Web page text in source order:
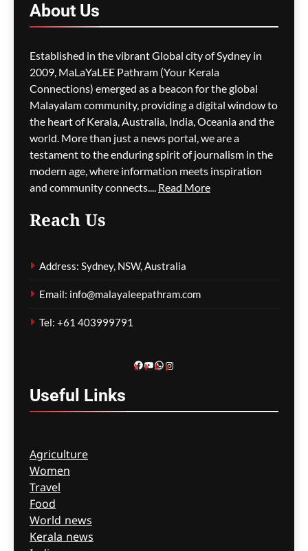
സർക്കാരിനെതിരെ
പ്രവാസികളിൽ ആശങ്ക
ഗീത ദാസ്‌ 5 hours ago
ജീവനക്കാരുടെ ക്ഷാമം –
സിഡ്നി
വിമാനത്താവളത്തിൽ
നൂറിലധികം സർവീസുകൾ
വൈകി
വയോധികർ മരിച്ച
സംഭവം; മെൽബൺ സെന്റ്
ഇൻക്വസ്റ്റിൽ ഹാജരായി
About Us
Established in the vibrant Global city of Sydney in
2009, MaLaYaLEE Pathram (Your Kerala
Connections) emerged as a beacon for the global
Malayalam community, providing a digital window to
the heart of Kerala, Australia, India, Oceania and the
world. More than just a news portal, we are a
testament to the enduring spirit of journalism in the
modern age, where information meets inspiration
and community connects.... Read More
Reach Us
Address: Sydney, NSW, Australia
Email: info@malayaleepathram.com
Tel: +61 403999791
Facebook
YouTube
WhatsApp
Instagram
Useful Links
Agriculture
Women
Travel
Food
World news
Kerala news